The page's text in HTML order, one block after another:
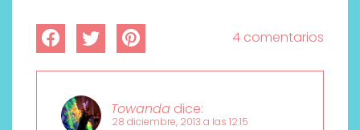
4 comentarios
Towanda dice:
28 diciembre, 2013 a las 12:15